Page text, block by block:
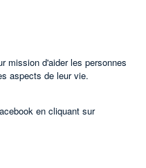
mission d'aider les personnes
aspects de leur vie.
en cliquant sur